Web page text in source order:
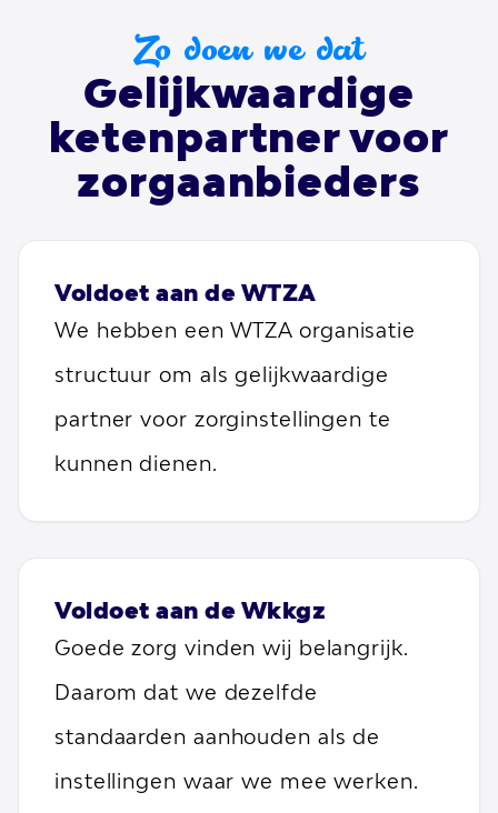
Zo doen we dat
Gelijkwaardige
ketenpartner voor
zorgaanbieders
Voldoet aan de WTZA
We hebben een WTZA organisatie
structuur om als gelijkwaardige
partner voor zorginstellingen te
kunnen dienen.
Voldoet aan de Wkkgz
Goede zorg vinden wij belangrijk.
Daarom dat we dezelfde
standaarden aanhouden als de
instellingen waar we mee werken.